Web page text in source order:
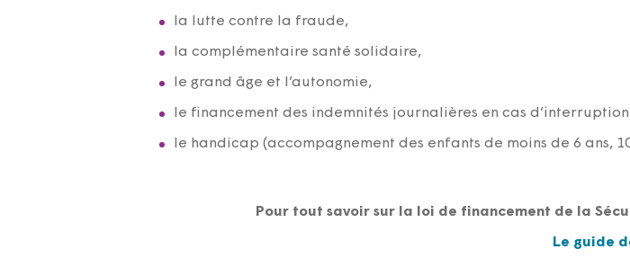
la lutte contre la fraude,
la complémentaire santé solidaire,
le grand âge et l’autonomie,
le financement des indemnités journalières en cas
le handicap (accompagnement des enfants de moins de 6 ans,
Pour tout savoir sur la loi de financement de la
Le guide